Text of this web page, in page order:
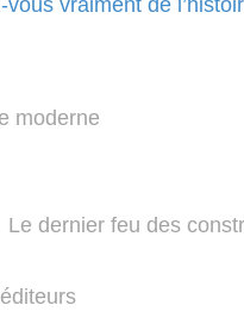
vraiment de
moderne
dernier feu des